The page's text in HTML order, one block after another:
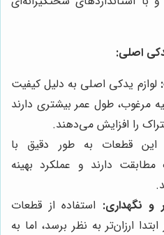
اصلی:
لوازم یدکی اصلی به دلیل کیفیت
مرغوب، طول عمر بیشتری دارند
را افزایش می‌دهند.
این قطعات به طور دقیق با
دارند و عملکرد بهینه
و نگهداری: استفاده از قطعات
ارزان‌تر به نظر برسد، اما به